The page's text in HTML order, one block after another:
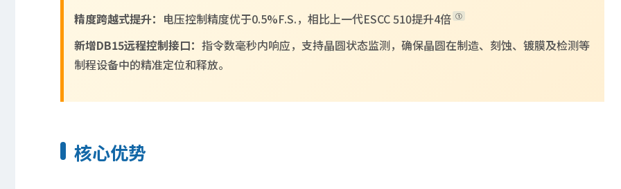
精度跨越式提升： 电压控制精度优于0.5%F.S.，相比上一代ESCC 510提升4倍 ①
新增DB15远程控制接口： 指令数毫秒内响应，支持晶圆状态监测，确保晶圆在制造、刻蚀、镀膜及检测等
制程设备中的精准定位和释放。
核心优势